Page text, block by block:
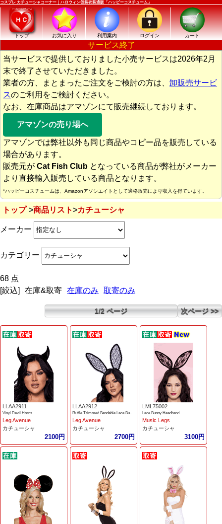
コスプレ カチューシャコーナー｜ハロウィン仮装衣装通販「ハッピーコスチューム」
トップ お気に入り 利用案内 ログイン カート
サービス終了
当サービスで提供しておりました小売サービスは2026年2月
末で終了させていただきました。
業者の方、まとまったご注文をご検討の方は、 卸販売サービ
スのご利用をご検討ください。
なお、在庫商品はアマゾンにて販売継続しております。
アマゾンの売り場へ
アマゾンでは弊社以外も同じ商品やコピー品を販売している
場合があります。
販売元が Cat Fish Club となっている商品が弊社がメーカー
より直接輸入販売している商品となります。
*ハッピーコスチュームは、Amazonアソシエイトとして適格販売により収入を得ています。
トップ 商品リスト カチューシャ
メーカー
カテゴリー
68 点
[絞込]
在庫&取寄 在庫のみ 取寄のみ
1/2 ページ 次ページ >>
LLAA2911
Vinyl Devil Horns
Leg Avenue
カチューシャ
2100円
LLAA2912
Ruffle Trimmed Bendable Lace Bunny ears
Leg Avenue
カチューシャ
2700円
LML75002
Lace Bunny Headband
Music Legs
カチューシャ
3100円